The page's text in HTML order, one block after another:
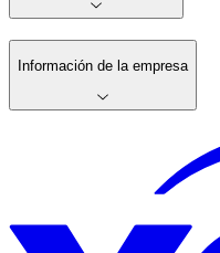
Información de la empresa